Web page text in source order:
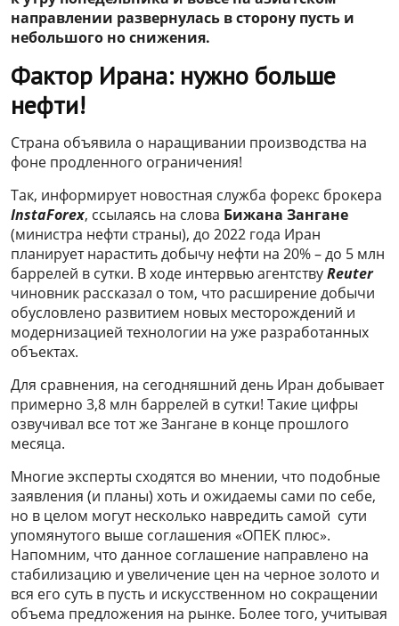
направлении развернулась в сторону пусть и
небольшого но снижения.
Фактор Ирана: нужно больше
нефти!
Страна объявила о наращивании производства на
фоне продленного ограничения!
Так, информирует новостная служба форекс брокера
InstaForex, ссылаясь на слова Бижана Зангане
(министра нефти страны), до 2022 года Иран
планирует нарастить добычу нефти на 20% – до 5 млн
баррелей в сутки. В ходе интервью агентствуReuter
чиновник рассказал о том, что расширение добычи
обусловлено развитием новых месторождений и
модернизацией технологии на уже разработанных
объектах.
Для сравнения, на сегодняшний день Иран добывает
примерно 3,8 млн баррелей в сутки! Такие цифры
озвучивал все тот же Зангане в конце прошлого
месяца.
Многие эксперты сходятся во мнении, что подобные
заявления (и планы) хоть и ожидаемы сами по себе,
но в целом могут несколько навредить самой сути
упомянутого выше соглашения «ОПЕК плюс».
Напомним, что данное соглашение направлено на
стабилизацию и увеличение цен на черное золото и
вся его суть в пусть и искусственном но сокращении
объема предложения на рынке. Более того, учитывая